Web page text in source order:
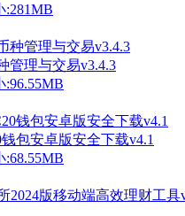
:281MB
管理与交易v3.4.3
:96.55MB
包安卓版安全下载v4.1
:68.55MB